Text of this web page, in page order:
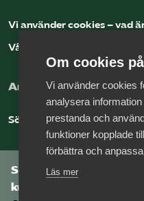
Vi använder cookies – vad
Vår dataskyddspolicy
Arbeta hos
Sök jobb hos oss
Som medlem har du
kunskapsbank
Om cookies
Vi använder cookies
analysera
prestanda och
funktioner kopplade
förbättra och
Läs mer